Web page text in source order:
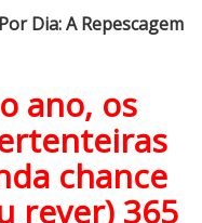
Dia: A Repescagem
ano, os
chance
rever) 365